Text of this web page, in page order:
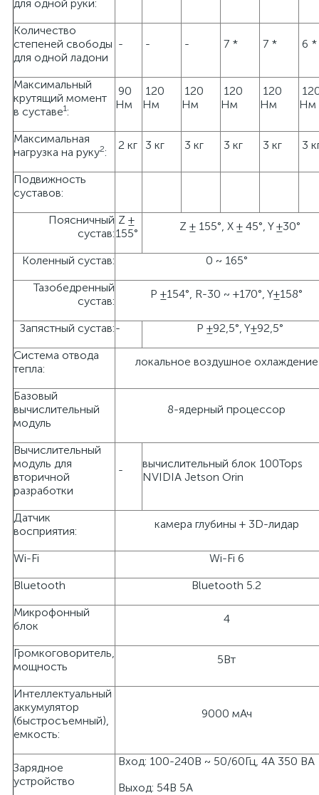
для одной руки:
Количество
степеней свободы
для одной ладони
- - - 7 * 7 * 6 *
Максимальный
крутящий момент
в суставе1:
90
Нм
120
Нм
120
Нм
120
Нм
120
Нм
Нм
Максимальная
нагрузка на руку2:
2 кг 3 кг 3 кг 3 кг 3 кг 3
Подвижность
суставов:
Поясничный
сустав:
Z ±
155°
Z ± 155°, X ± 45°, Y ±30°
Коленный сустав:
0 ~ 165°
Тазобедренный
сустав:
P ±154°, R-30 ~ +170°, Y±158°
Запястный сустав:-
P ±92,5°, Y±92,5°
Система отвода
тепла:
локальное воздушное охлаждение
Базовый
вычислительный
модуль
8-ядерный процессор
Вычислительный
модуль для
вторичной
разработки
-
вычислительный блок 100Tops
NVIDIA Jetson Orin
Датчик
восприятия:
камера глубины + 3D-лидар
Wi-Fi
Wi-Fi 6
Bluetooth
Bluetooth 5.2
Микрофонный
блок
4
Громкоговоритель,
мощность
5Вт
Интеллектуальный
аккумулятор
(быстросъемный),
емкость:
9000 мАч
Зарядное
устройство
Вход: 100-240В ~ 50/60Гц, 4А 350 ВА
Выход: 54В 5А